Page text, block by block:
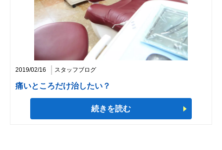
2019/02/16 スタッフブログ
痛いところだけ治したい？
続きを読む